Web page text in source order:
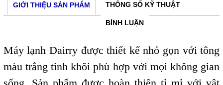
GIỚI THIỆU SẢN PHẨM THÔNG SỐ KỸ THUẬT
BÌNH LUẬN
Máy lạnh Dairry được thiết kế nhỏ gọn với tông
màu trắng tinh khôi phù hợp với mọi không gian